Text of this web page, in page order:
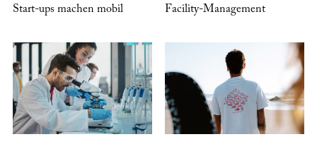
Start-ups machen mobil
Facility-Management